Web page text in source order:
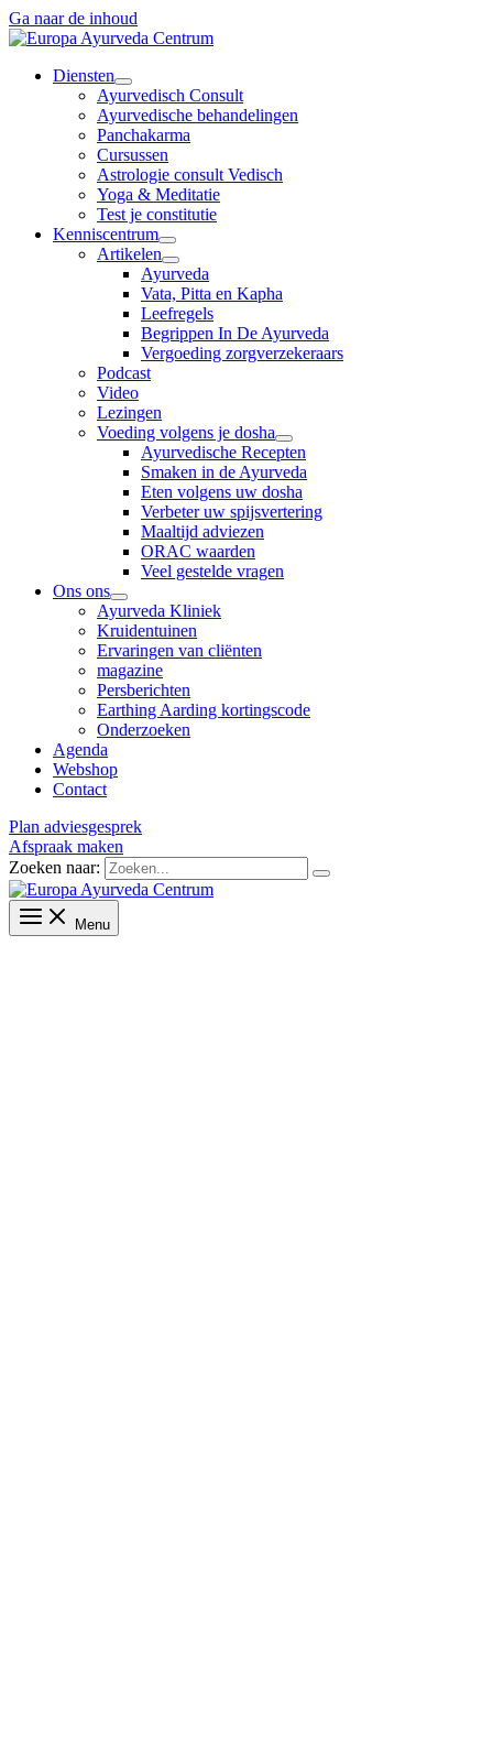
Ga naar de inhoud
Diensten
Ayurvedisch Consult
Ayurvedische behandelingen
Panchakarma
Cursussen
Astrologie consult Vedisch
Yoga & Meditatie
Test je constitutie
Kenniscentrum
Artikelen
Ayurveda
Vata, Pitta en Kapha
Leefregels
Begrippen In De Ayurveda
Vergoeding zorgverzekeraars
Podcast
Video
Lezingen
Voeding volgens je dosha
Ayurvedische Recepten
Smaken in de Ayurveda
Eten volgens uw dosha
Verbeter uw spijsvertering
Maaltijd adviezen
ORAC waarden
Veel gestelde vragen
Ons ons
Ayurveda Kliniek
Kruidentuinen
Ervaringen van cliënten
magazine
Persberichten
Earthing Aarding kortingscode
Onderzoeken
Agenda
Webshop
Contact
Plan adviesgesprek
Afspraak maken
Zoeken naar:
Menu